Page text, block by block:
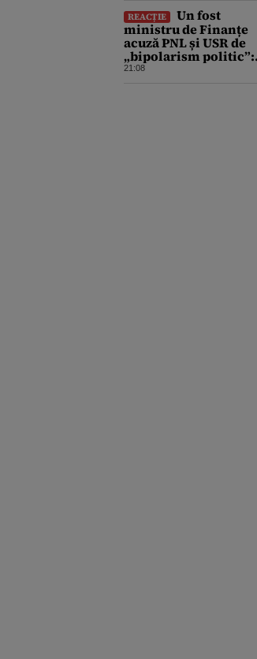
REACȚIE
Un fost
ministru de Finanțe
acuză PNL și USR de
„bipolarism politic”:
Au votat legea, apoi au
21:08